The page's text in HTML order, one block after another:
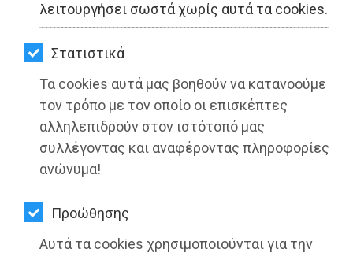
λειτουργήσει σωστά χωρίς αυτά τα cookies.
Στατιστικά
Τα cookies αυτά μας βοηθούν να κατανοούμε
τον τρόπο με τον οποίο οι επισκέπτες
αλληλεπιδρούν στον ιστότοπό μας
συλλέγοντας και αναφέροντας πληροφορίες
ανώνυμα!
Προώθησης
Αυτά τα cookies χρησιμοποιούνται για την
ΥΓΕΙΑ
LIFESTYLE
ΤΑΞΙΔΙΑ
ΕΞΟΔΟΣ
ΠΕΡΙΒΑΛΛΟΝ
ΚΑΤΟΙΚΙΔΙΟ
ΑΓΓΕΛΙΕΣ